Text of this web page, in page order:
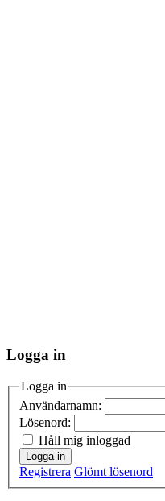
Logga in
Logga in
Användarnamn:
Lösenord:
Håll mig inloggad
Logga in
Registrera Glömt lösenord